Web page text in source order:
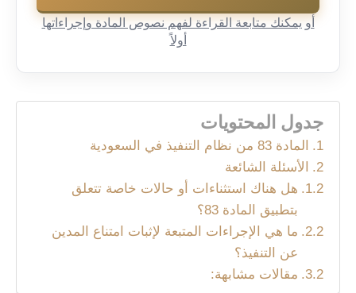
أو يمكنك متابعة القراءة لفهم نصوص المادة وإجراءاتها
أولاً
جدول المحتويات
المادة 83 من نظام التنفيذ في السعودية
الأسئلة الشائعة
هل هناك استثناءات أو حالات خاصة تتعلق
بتطبيق المادة 83؟
ما هي الإجراءات المتبعة لإثبات امتناع المدين
عن التنفيذ؟
مقالات مشابهة: